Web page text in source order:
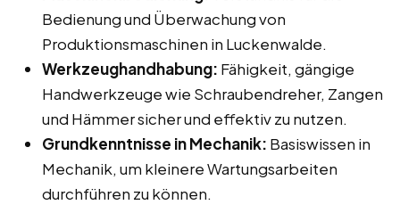
Bedienung und Überwachung von
Produktionsmaschinen in Luckenwalde.
Werkzeughandhabung: Fähigkeit, gängige
Handwerkzeuge wie Schraubendreher, Zangen
und Hämmer sicher und effektiv zu nutzen.
Grundkenntnisse in Mechanik: Basiswissen in
Mechanik, um kleinere Wartungsarbeiten
durchführen zu können.